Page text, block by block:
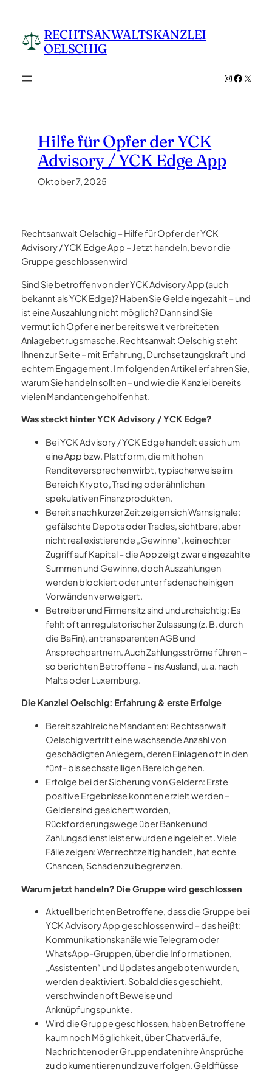
springen RECHTSANWALTSKANZLEI
OELSCHIG
Instagram
X
Hilfe für Opfer der YCK
Advisory / YCK Edge App
Oktober 7, 2025
Rechtsanwalt Oelschig – Hilfe für Opfer der YCK
Advisory / YCK Edge App – Jetzt handeln, bevor die
Gruppe geschlossen wird
Sind Sie betroffen von der YCK Advisory App (auch
bekannt als YCK Edge)? Haben Sie Geld eingezahlt – und
ist eine Auszahlung nicht möglich? Dann sind Sie
vermutlich Opfer einer bereits weit verbreiteten
Anlagebetrugsmasche. Rechtsanwalt Oelschig steht
Ihnen zur Seite – mit Erfahrung, Durchsetzungskraft und
echtem Engagement. Im folgenden Artikel erfahren Sie,
warum Sie handeln sollten – und wie die Kanzlei bereits
vielen Mandanten geholfen hat.
Was steckt hinter YCK Advisory / YCK Edge?
Bei YCK Advisory / YCK Edge handelt es sich um
eine App bzw. Plattform, die mit hohen
Renditeversprechen wirbt, typischerweise im
Bereich Krypto, Trading oder ähnlichen
spekulativen Finanzprodukten.
Bereits nach kurzer Zeit zeigen sich Warnsignale:
gefälschte Depots oder Trades, sichtbare, aber
nicht real existierende „Gewinne“, kein echter
Zugriff auf Kapital – die App zeigt zwar eingezahlte
Summen und Gewinne, doch Auszahlungen
werden blockiert oder unter fadenscheinigen
Vorwänden verweigert.
Betreiber und Firmensitz sind undurchsichtig: Es
fehlt oft an regulatorischer Zulassung (z. B. durch
die BaFin), an transparenten AGB und
Ansprechpartnern. Auch Zahlungsströme führen –
so berichten Betroffene – ins Ausland, u. a. nach
Malta oder Luxemburg.
Die Kanzlei Oelschig: Erfahrung & erste Erfolge
Bereits zahlreiche Mandanten: Rechtsanwalt
Oelschig vertritt eine wachsende Anzahl von
geschädigten Anlegern, deren Einlagen oft in den
fünf- bis sechsstelligen Bereich gehen.
Erfolge bei der Sicherung von Geldern: Erste
positive Ergebnisse konnten erzielt werden –
Gelder sind gesichert worden,
Rückforderungswege über Banken und
Zahlungsdienstleister wurden eingeleitet. Viele
Fälle zeigen: Wer rechtzeitig handelt, hat echte
Chancen, Schaden zu begrenzen.
Warum jetzt handeln? Die Gruppe wird geschlossen
Aktuell berichten Betroffene, dass die Gruppe bei
YCK Advisory App geschlossen wird – das heißt:
Kommunikationskanäle wie Telegram oder
WhatsApp-Gruppen, über die Informationen,
„Assistenten“ und Updates angeboten wurden,
werden deaktiviert. Sobald dies geschieht,
verschwinden oft Beweise und
Anknüpfungspunkte.
Wird die Gruppe geschlossen, haben Betroffene
kaum noch Möglichkeit, über Chatverläufe,
Nachrichten oder Gruppendaten ihre Ansprüche
zu dokumentieren und zu verfolgen. Geldflüsse